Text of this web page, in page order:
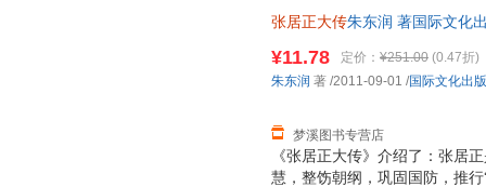
张居正大传朱东润 著国际文化
《张居正大传》介绍了：张居
慧，整饬朝纲，巩固国防，推
¥11.78 定价： ¥251.00 (0.47折)
梦溪图书专营店
朱东润 著 /2011-09-01 /国际文化出